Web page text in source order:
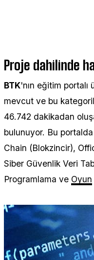
Proje dahilinde
BTK'nın eğitim
mevcut ve bu
46.742 dakikadan
bulunuyor. Bu
Chain (Blokzincir),
Siber Güvenlik Veri
Programlama ve Oyun